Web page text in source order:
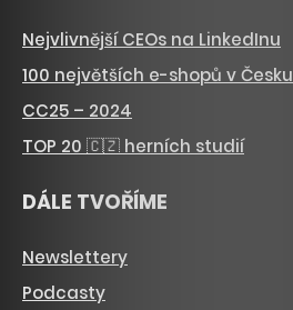
Nejvlivnější CEOs na LinkedInu
100 největších e-shopů v Česku
CC25 – 2024
TOP 20 🇨🇿 herních studií
DÁLE TVOŘÍME
Newslettery
Podcasty